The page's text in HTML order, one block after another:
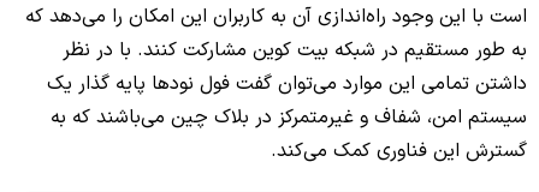
است با این وجود راه‌اندازی آن به کاربران این امکان را می‌دهد که
به طور مستقیم در شبکه بیت کوین مشارکت کنند. با در نظر
داشتن تمامی این موارد می‌توان گفت فول نودها پایه گذار یک
سیستم امن، شفاف و غیرمتمرکز در بلاک چین می‌باشند که به
گسترش این فناوری کمک می‌کند.